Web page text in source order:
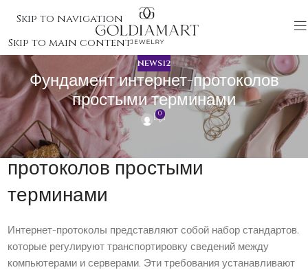
Skip to navigation
Skip to main content
NEWS12
Фундамент интернет-протоколов
простыми терминами
0
Фундамент интернет-
протоколов простыми
терминами
Интернет-протоколы представляют собой набор стандартов,
которые регулируют транспортировку сведений между
компьютерами и серверами. Эти требования устанавливают